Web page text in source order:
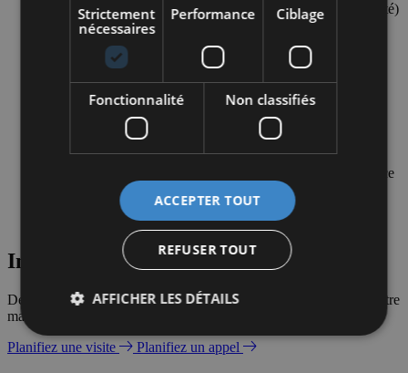
Suivi administratif et juridique (assurances, taxes, copropriété)
Entretien et nettoyage professionnels après chaque séjour
Comptabilité et gestion de la société immobilière
Stockage privé sécurisé de vos affaires personnelles sur place
Coordination entre copropriétaires pour une organisation
Intéressé(e) par cette propriété ?
Devenez véritable propriétairepour 1/8 du prix
, et profitez de votre
maison de vacances toute l’année.
Planifiez une visite
Planifiez un appel
Strictement
nécessaires
Performance Ciblage
Fonctionnalité Non classifiés
ACCEPTER TOUT
REFUSER TOUT
AFFICHER LES DÉTAILS